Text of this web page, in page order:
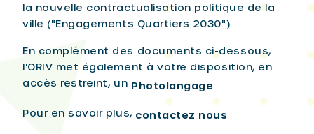
la nouvelle contractualisation politique de la
ville ("Engagements Quartiers 2030")
En complément des documents ci-dessous,
l'ORIV met également à votre disposition, en
accès restreint, un Photolangage
Pour en savoir plus, contactez nous